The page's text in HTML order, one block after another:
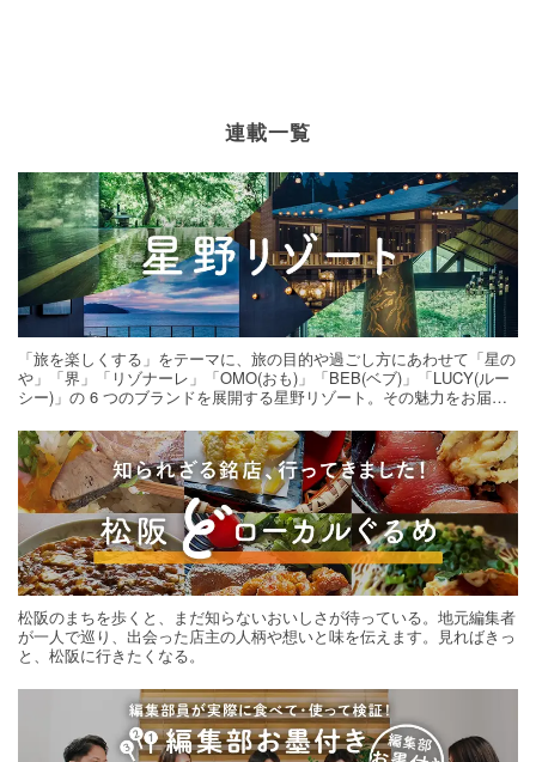
連載一覧
「旅を楽しくする」をテーマに、旅の目的や過ごし方にあわせて「星の
や」「界」「リゾナーレ」「OMO(おも)」「BEB(ベブ)」「LUCY(ルー
シー)」の 6 つのブランドを展開する星野リゾート。その魅力をお届け
松阪のまちを歩くと、まだ知らないおいしさが待っている。地元編集者
が一人で巡り、出会った店主の人柄や想いと味を伝えます。見ればきっ
と、松阪に行きたくなる。